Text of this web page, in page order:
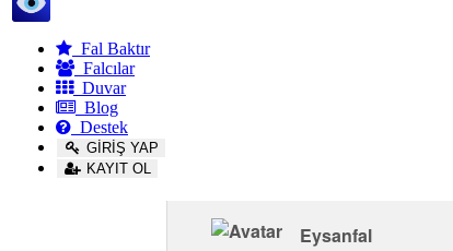
Fal Baktır
Falcılar
Duvar
Blog
Destek
GİRİŞ YAP
KAYIT OL
Eysanfal